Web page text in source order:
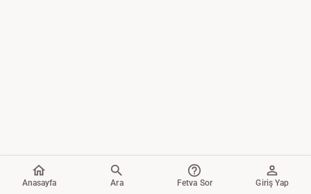
Anasayfa Ara Fetva Sor Giriş Yap